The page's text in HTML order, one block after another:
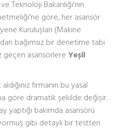
Teknoloji Bakanlığı'nın
göre, her asansör
Kuruluşları (Makine
bağımsız bir denetime tabi
geçen asansörlere Yeşil
firmanın bu yasal
göre dramatik şekilde değişir.
yaptığı bakımda asansörü
gibi detaylı bir testten